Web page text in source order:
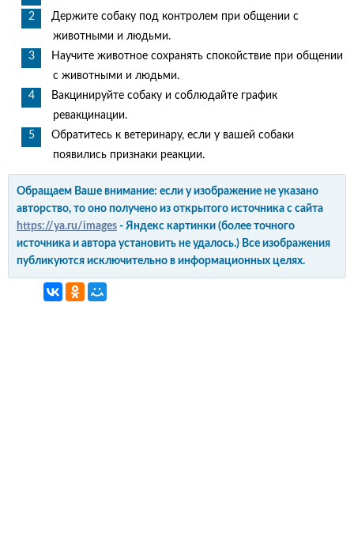
Держите собаку под контролем при общении с
животными и людьми.
Научите животное сохранять спокойствие при общении
с животными и людьми.
Вакцинируйте собаку и соблюдайте график
ревакцинации.
Обратитесь к ветеринару, если у вашей собаки
появились признаки реакции.
Обращаем Ваше внимание: если у изображение не указано
авторство, то оно получено из открытого источника с сайта
https://ya.ru/images - Яндекс картинки (более точного
источника и автора установить не удалось.) Все изображения
публикуются исключительно в информационных целях.